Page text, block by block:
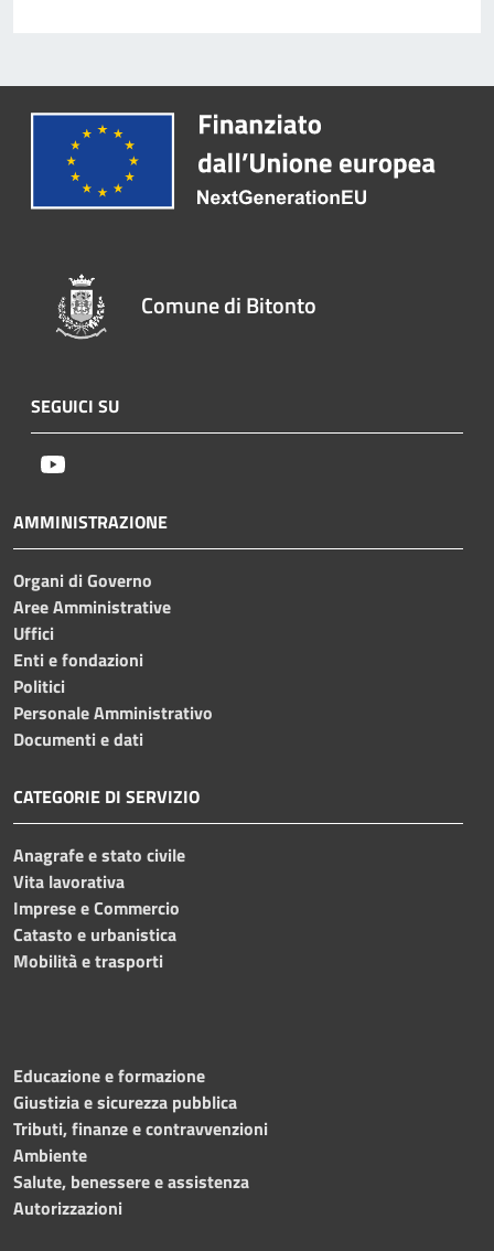
Comune di Bitonto
SEGUICI SU
AMMINISTRAZIONE
Organi di Governo
Aree Amministrative
Uffici
Enti e fondazioni
Politici
Personale Amministrativo
Documenti e dati
CATEGORIE DI SERVIZIO
Anagrafe e stato civile
Vita lavorativa
Imprese e Commercio
Catasto e urbanistica
Mobilità e trasporti
Educazione e formazione
Giustizia e sicurezza pubblica
Tributi, finanze e contravvenzioni
Ambiente
Salute, benessere e assistenza
Autorizzazioni